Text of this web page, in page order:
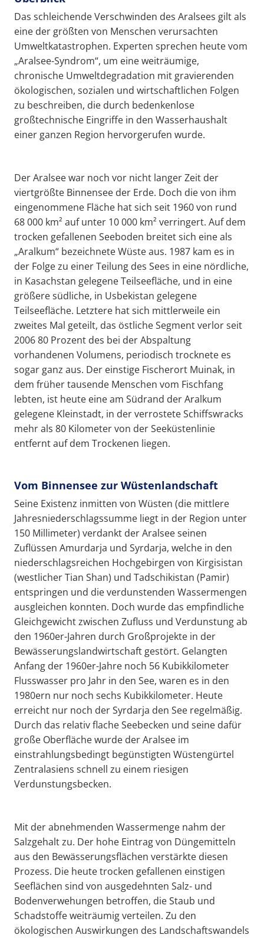
Das schleichende Verschwinden des Aralsees gilt als
eine der größten von Menschen verursachten
Umweltkatastrophen. Experten sprechen heute vom
„Aralsee-Syndrom“, um eine weiträumige,
chronische Umweltdegradation mit gravierenden
ökologischen, sozialen und wirtschaftlichen Folgen
zu beschreiben, die durch bedenkenlose
großtechnische Eingriffe in den Wasserhaushalt
einer ganzen Region hervorgerufen wurde.
Der Aralsee war noch vor nicht langer Zeit der
viertgrößte Binnensee der Erde. Doch die von ihm
eingenommene Fläche hat sich seit 1960 von rund
68 000 km² auf unter 10 000 km² verringert. Auf dem
trocken gefallenen Seeboden breitet sich eine als
„Aralkum“ bezeichnete Wüste aus. 1987 kam es in
der Folge zu einer Teilung des Sees in eine nördliche,
in Kasachstan gelegene Teilseefläche, und in eine
größere südliche, in Usbekistan gelegene
Teilseefläche. Letztere hat sich mittlerweile ein
zweites Mal geteilt, das östliche Segment verlor seit
2006 80 Prozent des bei der Abspaltung
vorhandenen Volumens, periodisch trocknete es
sogar ganz aus. Der einstige Fischerort Muinak, in
dem früher tausende Menschen vom Fischfang
lebten, ist heute eine am Südrand der Aralkum
gelegene Kleinstadt, in der verrostete Schiffswracks
mehr als 80 Kilometer von der Seeküstenlinie
entfernt auf dem Trockenen liegen.
Vom Binnensee zur Wüstenlandschaft
Seine Existenz inmitten von Wüsten (die mittlere
Jahresniederschlagssumme liegt in der Region unter
150 Millimeter) verdankt der Aralsee seinen
Zuflüssen Amurdarja und Syrdarja, welche in den
niederschlagsreichen Hochgebirgen von Kirgisistan
(westlicher Tian Shan) und Tadschikistan (Pamir)
entspringen und die verdunstenden Wassermengen
ausgleichen konnten. Doch wurde das empfindliche
Gleichgewicht zwischen Zufluss und Verdunstung ab
den 1960er-Jahren durch Großprojekte in der
Bewässerungslandwirtschaft gestört. Gelangten
Anfang der 1960er-Jahre noch 56 Kubikkilometer
Flusswasser pro Jahr in den See, waren es in den
1980ern nur noch sechs Kubikkilometer. Heute
erreicht nur noch der Syrdarja den See regelmäßig.
Durch das relativ flache Seebecken und seine dafür
große Oberfläche wurde der Aralsee im
einstrahlungsbedingt begünstigten Wüstengürtel
Zentralasiens schnell zu einem riesigen
Verdunstungsbecken.
Mit der abnehmenden Wassermenge nahm der
Salzgehalt zu. Der hohe Eintrag von Düngemitteln
aus den Bewässerungsflächen verstärkte diesen
Prozess. Die heute trocken gefallenen einstigen
Seeflächen sind von ausgedehnten Salz- und
Bodenverwehungen betroffen, die Staub und
Schadstoffe weiträumig verteilen. Zu den
ökologischen Auswirkungen des Landschaftswandels